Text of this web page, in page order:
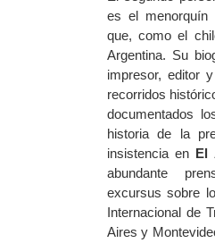
es el menorquín
que, como el
Argentina. Su
impresor, editor
recorridos
documentados
historia de la
insistencia en El
abundante
excursus sobre
Internacional de
Aires y